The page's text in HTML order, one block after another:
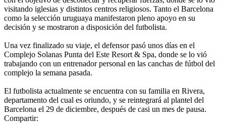
visitando iglesias y distintos centros religiosos. Tanto el Barcelona
como la selección uruguaya manifestaron pleno apoyo en su
decisión y se mostraron a disposición del futbolista.
Una vez finalizado su viaje, el defensor pasó unos días en el
Complejo Solanas Punta del Este Resort & Spa, donde se lo vió
trabajando con un entrenador personal en las canchas de fútbol del
complejo la semana pasada.
El futbolista actualmente se encuentra con su familia en Rivera,
departamento del cual es oriundo, y se reintegrará al plantel del
Barcelona el 29 de diciembre, después de casi un mes de pausa.
Compartir: